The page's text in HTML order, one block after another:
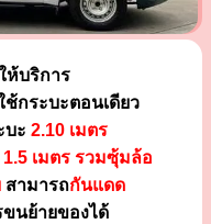
ห้บริการ
ช้กระบะตอนเดียว
บะ 2.10 เมตร
1.5 เมตร รวมซุ้มล้อ
สามารถกันแดด
นย้ายของได้